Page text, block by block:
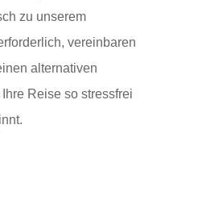
zu unserem
vereinbaren
alternativen
Reise so stressfrei